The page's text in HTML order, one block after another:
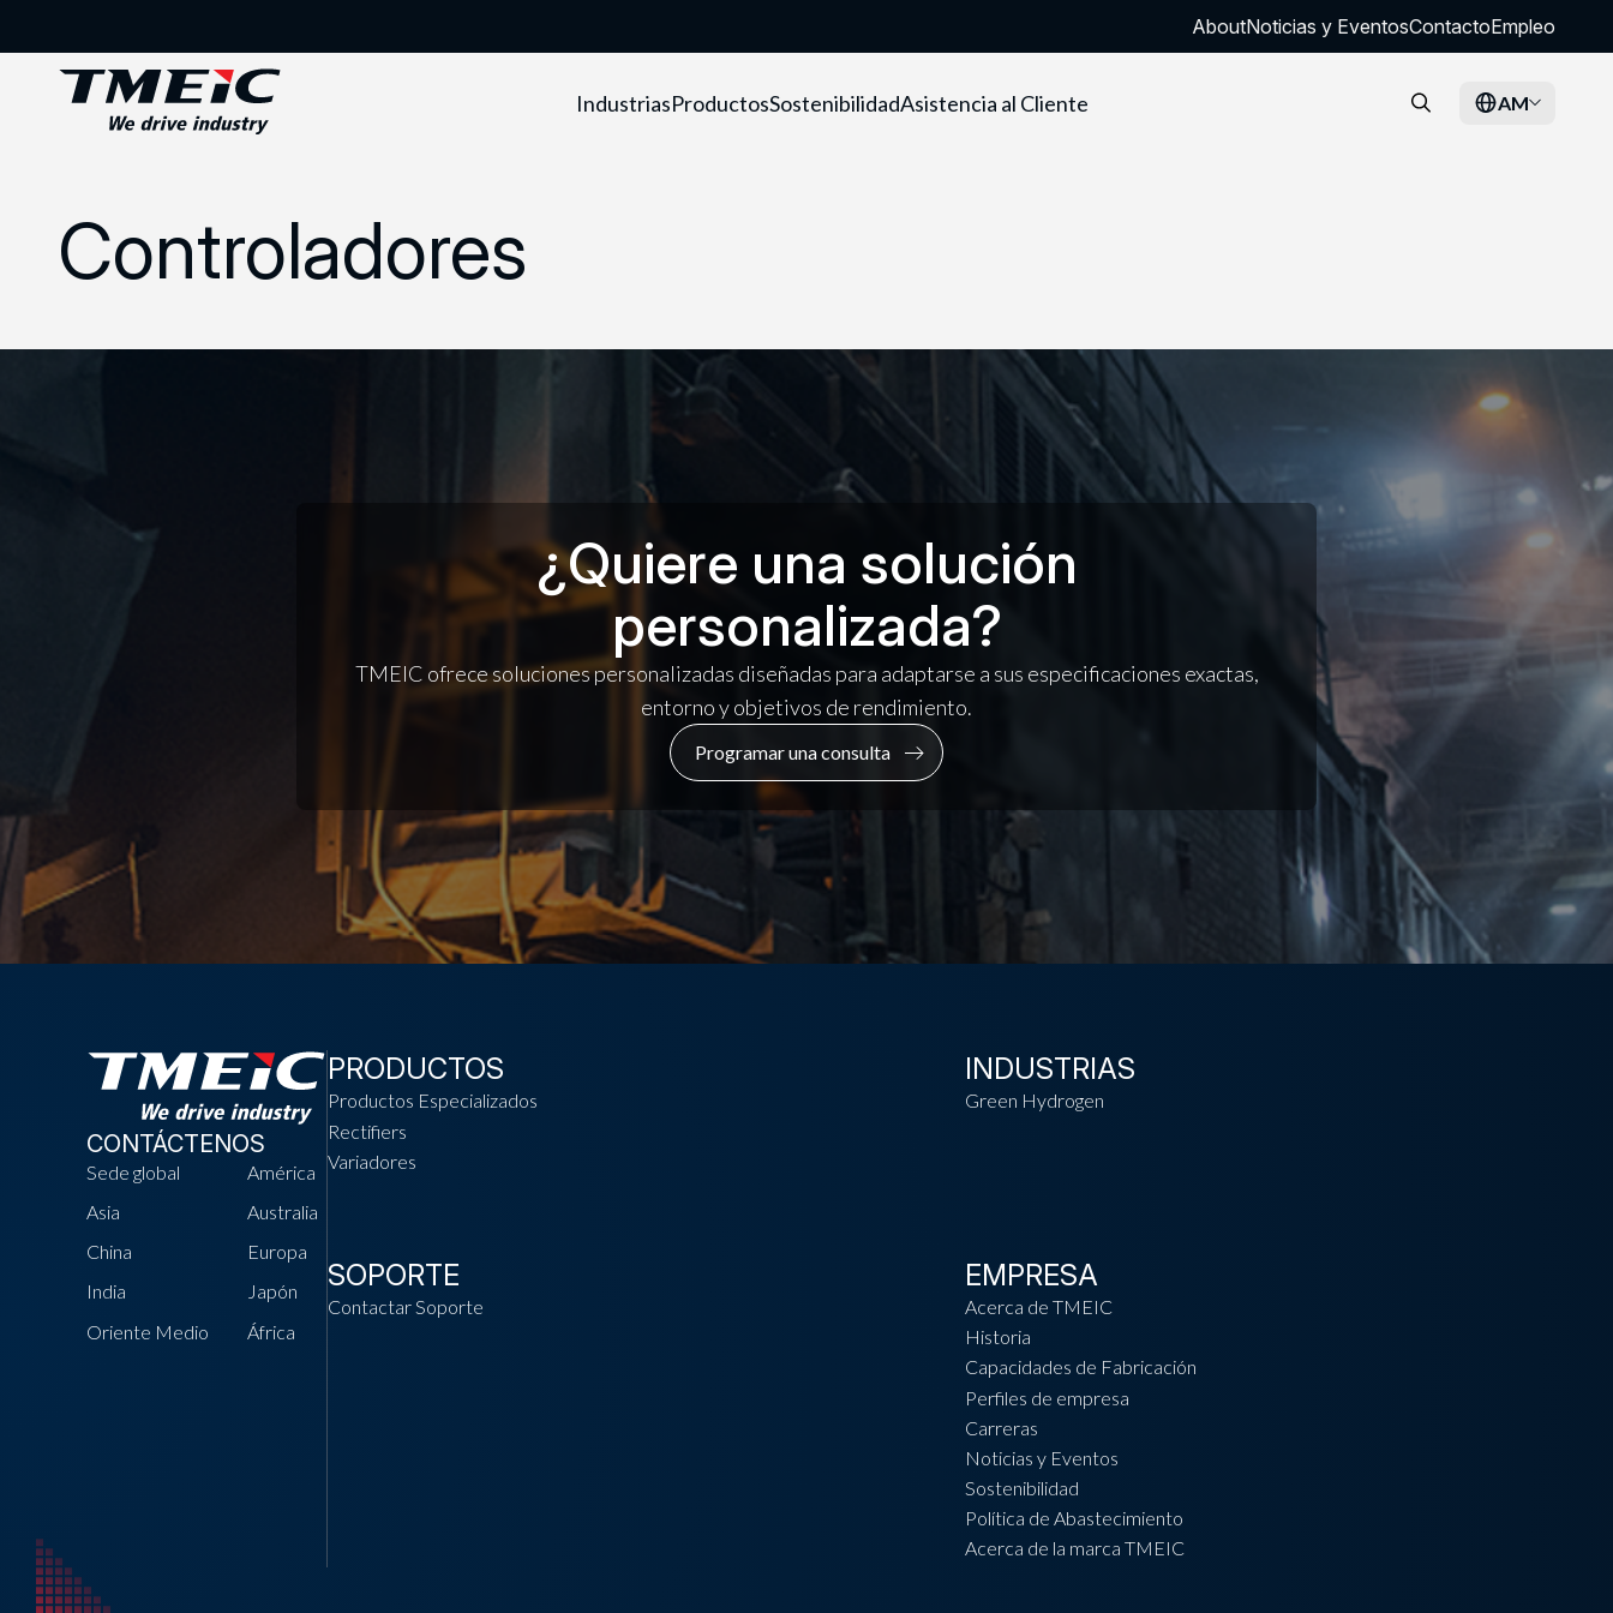
AboutNoticias y EventosContactoEmpleo
IndustriasProductosSostenibilidadAsistencia al Cliente AM
Controladores
¿Quiere una solución
personalizada?
TMEIC ofrece soluciones personalizadas diseñadas para adaptarse a sus especificaciones exactas,
entorno y objetivos de rendimiento.
Programar una consulta
CONTÁCTENOS
Sede global
América
Asia
Australia
China
Europa
India
Japón
Oriente Medio
África
PRODUCTOS
Productos Especializados
Rectifiers
Variadores
INDUSTRIAS
Green Hydrogen
SOPORTE
Contactar Soporte
EMPRESA
Acerca de TMEIC
Historia
Capacidades de Fabricación
Perfiles de empresa
Carreras
Noticias y Eventos
Sostenibilidad
Política de Abastecimiento
Acerca de la marca TMEIC